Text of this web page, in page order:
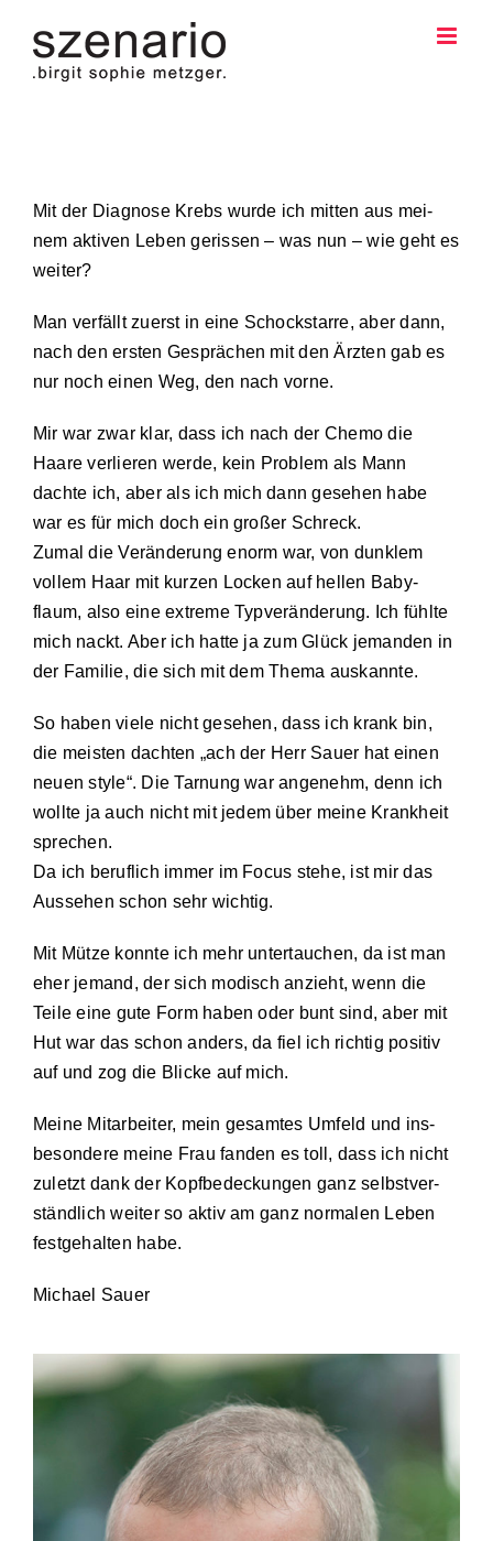
Inhalt
springen
Mit der Diagnose Krebs wurde ich mitten aus mei­
nem aktiven Leben gerissen – was nun – wie geht es
weiter?
Man verfällt zuerst in eine Schockstarre, aber dann,
nach den ersten Gesprächen mit den Ärzten gab es
nur noch einen Weg, den nach vorne.
Mir war zwar klar, dass ich nach der Chemo die
Haare verlieren werde, kein Problem als Mann
dachte ich, aber als ich mich dann gesehen habe
war es für mich doch ein großer Schreck.
Zumal die Veränderung enorm war, von dunklem
vollem Haar mit kurzen Locken auf hellen Baby­
flaum, also eine extreme Typveränderung. Ich fühlte
mich nackt. Aber ich hatte ja zum Glück jemanden in
der Familie, die sich mit dem Thema auskannte.
So haben viele nicht gesehen, dass ich krank bin,
die meisten dachten „ach der Herr Sauer hat einen
neuen style“. Die Tarnung war angenehm, denn ich
wollte ja auch nicht mit jedem über meine Krank­heit
sprechen.
Da ich beruflich immer im Focus stehe, ist mir das
Aussehen schon sehr wichtig.
Mit Mütze konnte ich mehr untertauchen, da ist man
eher jemand, der sich modisch anzieht, wenn die
Teile eine gute Form haben oder bunt sind, aber mit
Hut war das schon anders, da fiel ich richtig positiv
auf und zog die Blicke auf mich.
Meine Mitarbeiter, mein gesamtes Umfeld und ins­
besondere meine Frau fanden es toll, dass ich nicht
zuletzt dank der Kopfbedeckungen ganz selbst­ver­
ständ­lich weiter so aktiv am ganz normalen Leben
festgehalten habe.
Michael Sauer